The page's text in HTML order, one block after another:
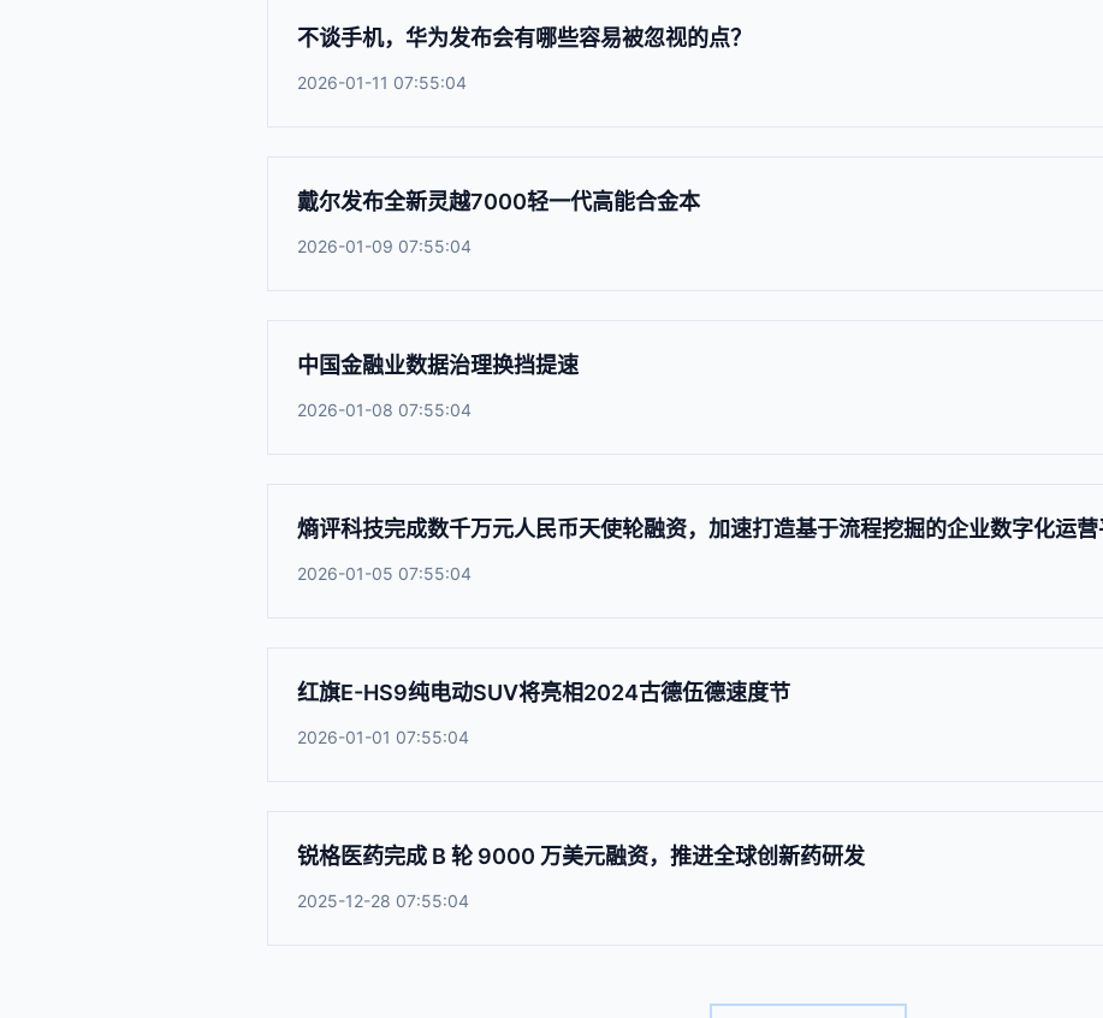
不谈手机，华为发布会有哪些容易被忽视的点？
2026-01-11 07:55:04
戴尔发布全新灵越7000轻一代高能合金本
2026-01-09 07:55:04
中国金融业数据治理换挡提速
2026-01-08 07:55:04
熵评科技完成数千万元人民币天使轮融资，加速打造基于流程挖掘的企业数字化运
2026-01-05 07:55:04
红旗E-HS9纯电动SUV将亮相2024古德伍德速度节
2026-01-01 07:55:04
锐格医药完成 B 轮 9000 万美元融资，推进全球创新药研发
2025-12-28 07:55:04